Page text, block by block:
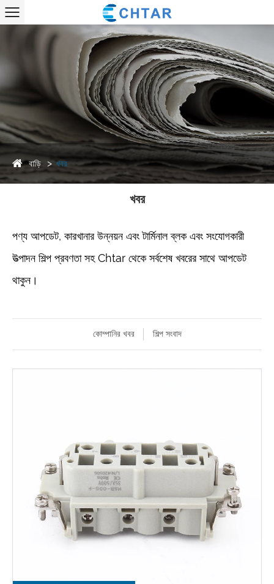
বাড়ি খবর
খবর
পণ্য আপডেট, কারখানার উন্নয়ন এবং টার্মিনাল ব্লক এবং সংযোগকারী
উত্পাদন শিল্প প্রবণতা সহ Chtar থেকে সর্বশেষ খবরের সাথে আপডেট
থাকুন।
কোম্পানির খবর শিল্প সংবাদ